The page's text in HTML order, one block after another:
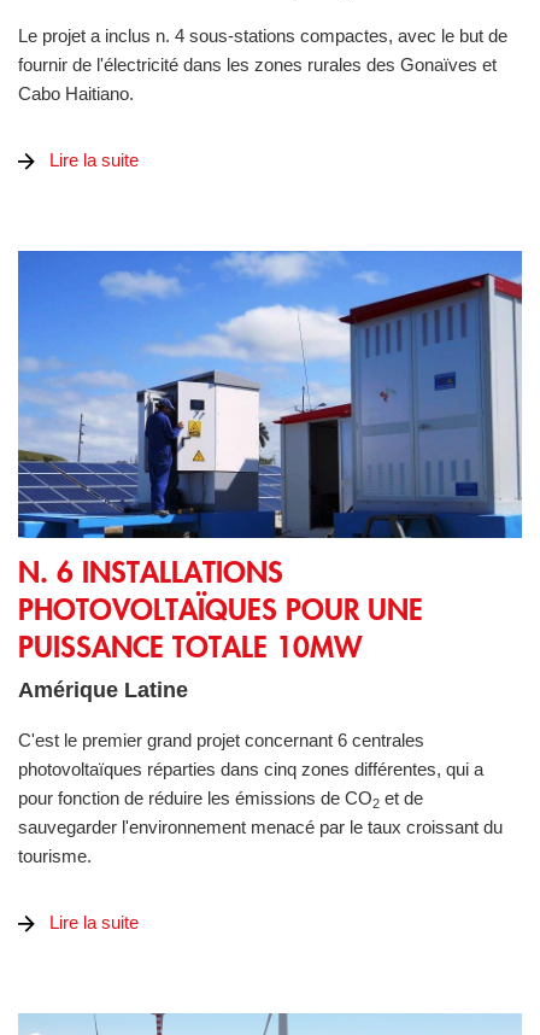
Le projet a inclus n. 4 sous-stations compactes, avec le but de
fournir de l'électricité dans les zones rurales des Gonaïves et
Cabo Haitiano.
Lire la suite
N. 6 INSTALLATIONS
PHOTOVOLTAÏQUES POUR UNE
PUISSANCE TOTALE 10MW
Amérique Latine
C'est le premier grand projet concernant 6 centrales
photovoltaïques réparties dans cinq zones différentes, qui a
pour fonction de réduire les émissions de CO2 et de
sauvegarder l'environnement menacé par le taux croissant du
tourisme.
Lire la suite